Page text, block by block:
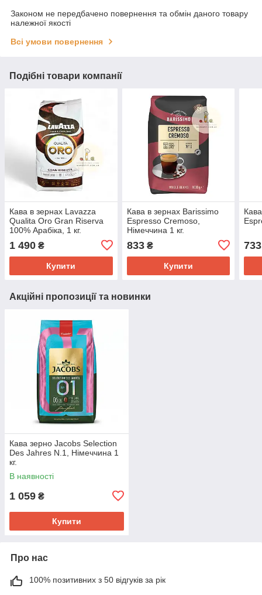
Законом не передбачено повернення та обмін даного товару
належної якості
Всі умови повернення
Подібні товари компанії
Кава в зернах Lavazza
Qualita Oro Gran Riserva
100% Арабіка, 1 кг.
1 490 ₴
Купити
Кава в зернах Barissimo
Espresso Cremoso,
Німеччина 1 кг.
833₴
Купити
733
Акційні пропозиції та новинки
Кава зерно Jacobs Selection
Des Jahres N.1, Німеччина 1
кг.
В наявності
1 059 ₴
Купити
Про нас
100% позитивних з 50 відгуків за рік